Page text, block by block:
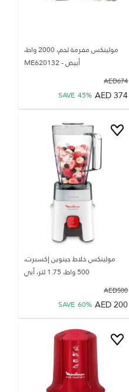
مولينكس مفرمة لحم، 2000 واط،
أبيض - ME620132
674
AED
374
AED
SAVE 45%
مولينكس خلاط جينوين إكسبرت،
500 واط، 1.75 لتر، أبي
500
AED
200
AED
SAVE 60%